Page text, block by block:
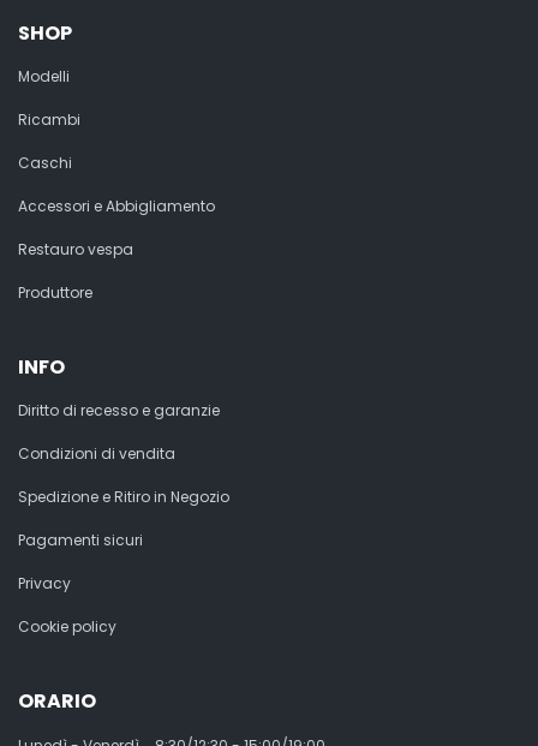
SHOP
Modelli
Ricambi
Caschi
Accessori e Abbigliamento
Restauro vespa
Produttore
INFO
Diritto di recesso e garanzie
Condizioni di vendita
Spedizione e Ritiro in Negozio
Pagamenti sicuri
Privacy
Cookie policy
ORARIO